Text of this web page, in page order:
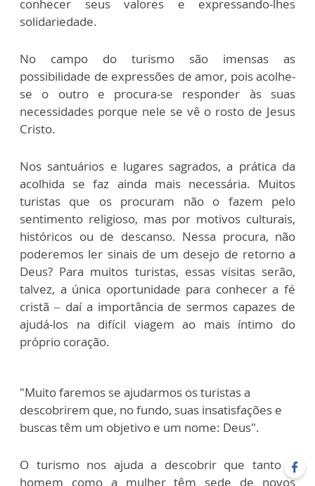
conhecer seus valores e expressando-lhes
solidariedade.
No campo do turismo são imensas as
possibilidade de expressões de amor, pois acolhe-
se o outro e procura-se responder às suas
necessidades porque nele se vê o rosto de Jesus
Cristo.
Nos santuários e lugares sagrados, a prática da
acolhida se faz ainda mais necessária. Muitos
turistas que os procuram não o fazem pelo
sentimento religioso, mas por motivos culturais,
históricos ou de descanso. Nessa procura, não
poderemos ler sinais de um desejo de retorno a
Deus? Para muitos turistas, essas visitas serão,
talvez, a única oportunidade para conhecer a fé
cristã – daí a importância de sermos capazes de
ajudá-los na difícil viagem ao mais íntimo do
próprio coração.
"Muito faremos se ajudarmos os turistas a
descobrirem que, no fundo, suas insatisfações e
buscas têm um objetivo e um nome: Deus".
O turismo nos ajuda a descobrir que tanto o
homem como a mulher têm sede de novos